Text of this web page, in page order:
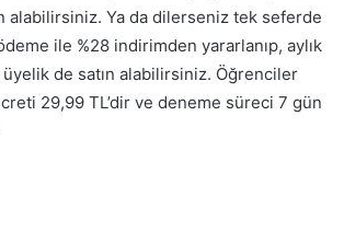
alabilirsiniz. Ya da dilerseniz tek seferde
ile %28 indirimden yararlanıp, aylık
üyelik de satın alabilirsiniz. Öğrenciler
29,99 TL’dir ve deneme süreci 7 gün